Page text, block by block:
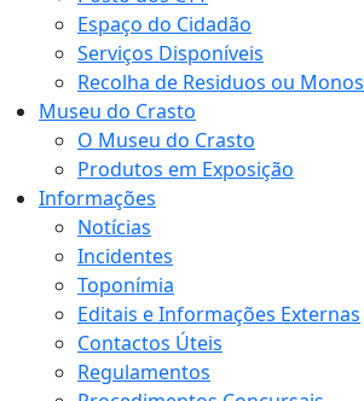
Espaço do Cidadão
Serviços Disponíveis
Recolha de Residuos ou Monos
Museu do Crasto
O Museu do Crasto
Produtos em Exposição
Informações
Notícias
Incidentes
Toponímia
Editais e Informações Externas
Contactos Úteis
Regulamentos